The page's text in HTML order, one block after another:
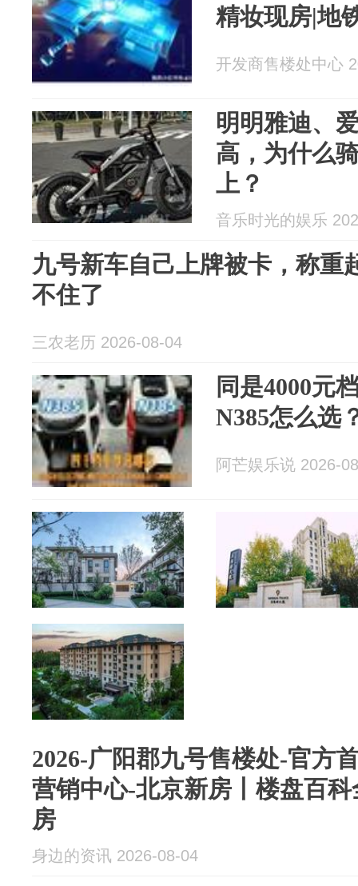
精妆现房|地
开发商售楼处中心
明明雅迪、
高，为什么
上？
音乐时光的娱乐
九号新车自己上牌被卡，称重
不住了
三农老历 2026-08-04
同是4000元
N385怎么选
阿芒娱乐说 2026-
2026-广阳郡九号售楼处-官方
营销中心-北京新房丨楼盘百
房
身边的资讯 2026-08-04